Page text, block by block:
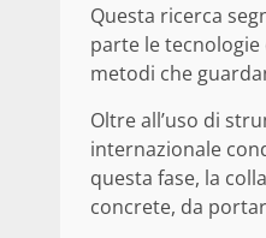
Questa ricerca
parte le
metodi che
Oltre all’uso di
internazionale
questa fase, la
concrete, da